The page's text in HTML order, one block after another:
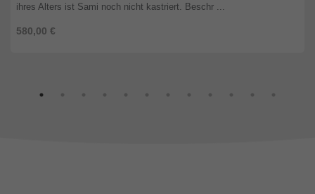
580,00 €
ihres Alters ist Sami noch nicht kastriert. Beschr ...